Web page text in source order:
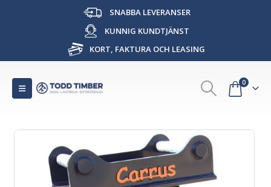
SNABBA LEVERANSER
KUNNIG KUNDTJÄNST
KORT, FAKTURA OCH LEASING
0